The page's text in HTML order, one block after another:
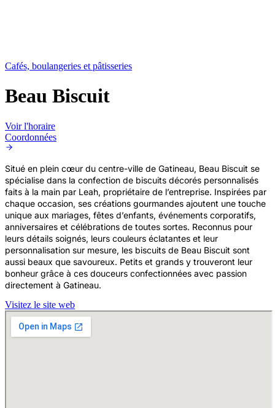
Cafés, boulangeries et pâtisseries
Beau Biscuit
Voir l'horaire
Coordonnées
Situé en plein cœur du centre-ville de Gatineau, Beau Biscuit se
spécialise dans la confection de biscuits décorés personnalisés
faits à la main par Leah, propriétaire de l’entreprise. Inspirées par
chaque occasion, ses créations gourmandes ajoutent une touche
unique aux mariages, fêtes d’enfants, événements corporatifs,
anniversaires et célébrations de toutes sortes. Reconnus pour
leurs détails soignés, leurs couleurs éclatantes et leur
personnalisation sur mesure, les biscuits de Beau Biscuit sont
aussi beaux que savoureux. Petits et grands y trouveront leur
bonheur grâce à ces douceurs confectionnées avec passion
directement à Gatineau.
Visitez le site web